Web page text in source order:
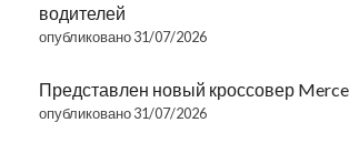
водителей
опубликовано 31/07/2026
Представлен новый кроссовер
опубликовано 31/07/2026